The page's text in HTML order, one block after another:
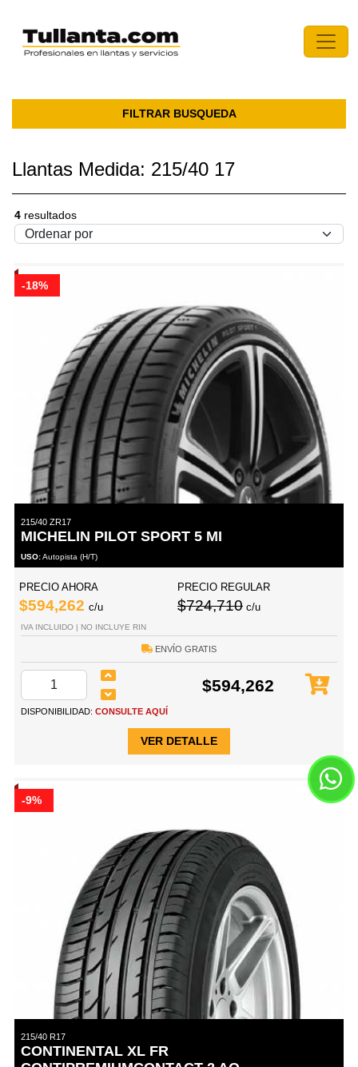
FILTRAR BUSQUEDA
Llantas Medida: 215/40 17
4 resultados
-18%
215/40 ZR17
MICHELIN PILOT SPORT 5 MI
USO:Autopista (H/T)
PRECIO AHORA
$594,262 c/u
PRECIO REGULAR
$724,710 c/u
IVA INCLUIDO | NO INCLUYE RIN
ENVÍO GRATIS
$594,262
DISPONIBILIDAD: CONSULTE AQUÍ
VER DETALLE
-9%
215/40 R17
CONTINENTAL XL FR